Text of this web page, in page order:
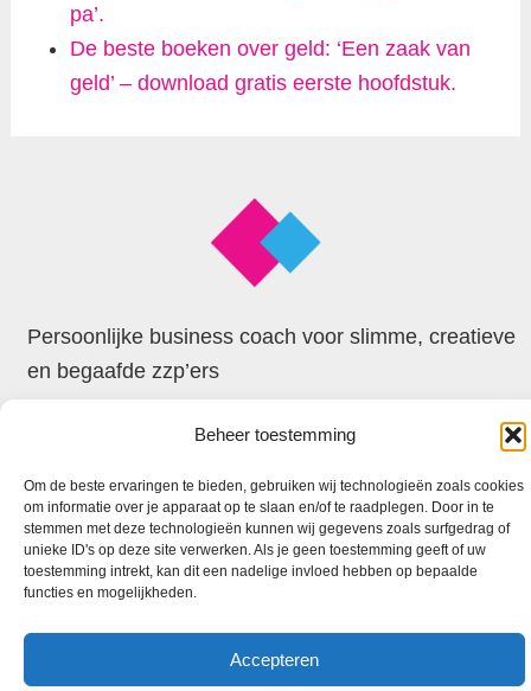
Beheer toestemming
Om de beste ervaringen te bieden, gebruiken wij technologieën zoals cookies
om informatie over je apparaat op te slaan en/of te raadplegen. Door in te
stemmen met deze technologieën kunnen wij gegevens zoals surfgedrag of
unieke ID's op deze site verwerken. Als je geen toestemming geeft of uw
toestemming intrekt, kan dit een nadelige invloed hebben op bepaalde
functies en mogelijkheden.
Accepteren
pa’.
De beste boeken over geld: ‘Een zaak van
geld’ – download gratis eerste hoofdstuk.
Persoonlijke business coach voor slimme, creatieve
en begaafde zzp’ers
© 2026 Faxion